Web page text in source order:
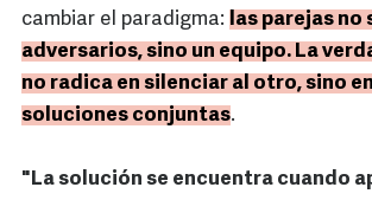
cambiar el paradigma: las parejas no
adversarios, sino un equipo. La
no radica en silenciar al otro, sino
soluciones conjuntas.
"La solución se encuentra cuando